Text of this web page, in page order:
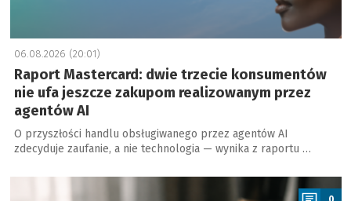
06.08.2026 (20:01)
Raport Mastercard: dwie trzecie konsumentów
nie ufa jeszcze zakupom realizowanym przez
agentów AI
O przyszłości handlu obsługiwanego przez agentów AI
zdecyduje zaufanie, a nie technologia — wynika z raportu …
a